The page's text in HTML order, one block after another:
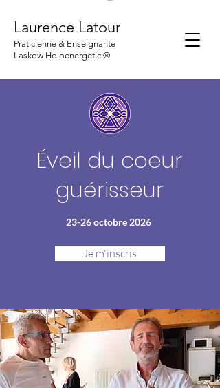
Laurence Latour
Praticienne & Enseignante
Laskow Holoenergetic ®
Éveil du coeur
guérisseur
23-26 octobre 2026
Je m'inscris